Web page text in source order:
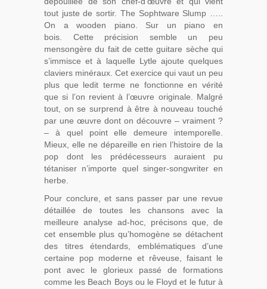
tout juste de sortir. The Sophtware Slump …..
On a wooden piano. Sur un piano en
bois. Cette précision semble un peu
mensongère du fait de cette guitare sèche qui
s’immisce et à laquelle Lytle ajoute quelques
claviers minéraux. Cet exercice qui vaut un peu
plus que ledit terme ne fonctionne en vérité
que si l’on revient à l’œuvre originale. Malgré
tout, on se surprend à être à nouveau touché
par une œuvre dont on découvre – vraiment ?
– à quel point elle demeure intemporelle.
Mieux, elle ne dépareille en rien l’histoire de la
pop dont les prédécesseurs auraient pu
tétaniser n’importe quel singer-songwriter en
herbe.
Pour conclure, et sans passer par une revue
détaillée de toutes les chansons avec la
meilleure analyse ad-hoc, précisons que, de
cet ensemble plus qu’homogène se détachent
des titres étendards, emblématiques d’une
certaine pop moderne et rêveuse, faisant le
pont avec le glorieux passé de formations
comme les Beach Boys ou le Floyd et le futur à